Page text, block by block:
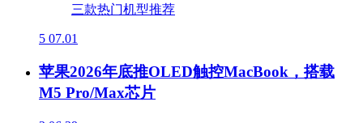
5 07.01
苹果2026年底推OLED触控MacBook，搭载
M5 Pro/Max芯片